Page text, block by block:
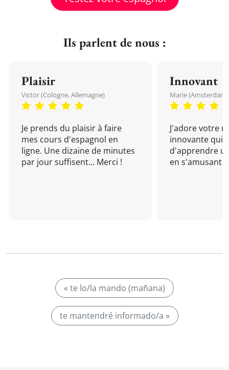
Ils parlent de nous :
Plaisir
Victor (Cologne, Allemagne)
Je prends du plaisir à faire
mes cours d'espagnol en
ligne. Une dizaine de minutes
par jour suffisent... Merci !
Innovant
Marie (Amsterdam,
J'adore votre
innovante qui
d'apprendre
en s'amusant !
« te lo/la mando (mañana)
te mantendré informado/a »